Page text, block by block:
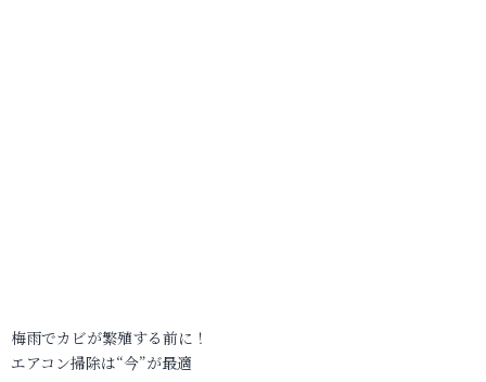
梅雨でカビが繁殖する前に！
エアコン掃除は“今”が最適